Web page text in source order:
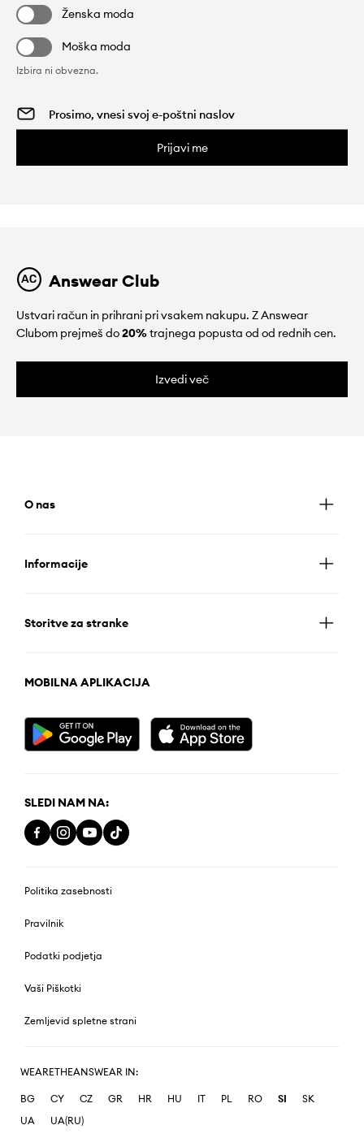
Ženska moda
Moška moda
Izbira ni obvezna.
Prijavi me
Answear Club
Ustvari račun in prihrani pri vsakem nakupu. Z Answear
Clubom prejmeš do20%trajnega popusta od od rednih cen.
Izvedi več
O nas
Informacije
Storitve za stranke
MOBILNA APLIKACIJA
SLEDI NAM NA:
Politika zasebnosti
Pravilnik
Podatki podjetja
Vaši Piškotki
Zemljevid spletne strani
WEARETHEANSWEAR IN:
BG CY CZ GR HR HU IT PL RO SI
SK
UA
UA(RU)